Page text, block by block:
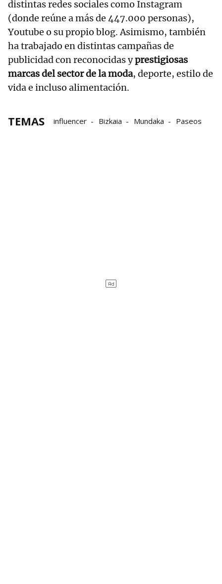
distintas redes sociales como Instagram
(donde reúne a más de 447.000 personas),
Youtube o su propio blog. Asimismo, también
ha trabajado en distintas campañas de
publicidad con reconocidas yprestigiosas
marcas del sector de la moda, deporte, estilo de
vida e incluso alimentación.
TEMAS influencer Bizkaia Mundaka Paseos